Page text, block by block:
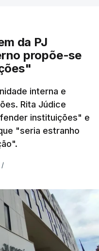
nesta altura
e no
Luís
da inauguração de
José Seguro
a necessidade
e a capacidade
incêndios e
os incêndios de
relatórios
2017”.
"este ano temos o
da PJ
propõe-se
interna e
Rita Júdice
instituições" e
"seria estranho
/